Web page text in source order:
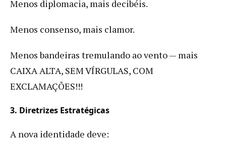
Menos diplomacia, mais decibéis.
Menos consenso, mais clamor.
Menos bandeiras tremulando ao vento — mais
CAIXA ALTA, SEM VÍRGULAS, COM
EXCLAMAÇÕES!!!
3. Diretrizes Estratégicas
A nova identidade deve: